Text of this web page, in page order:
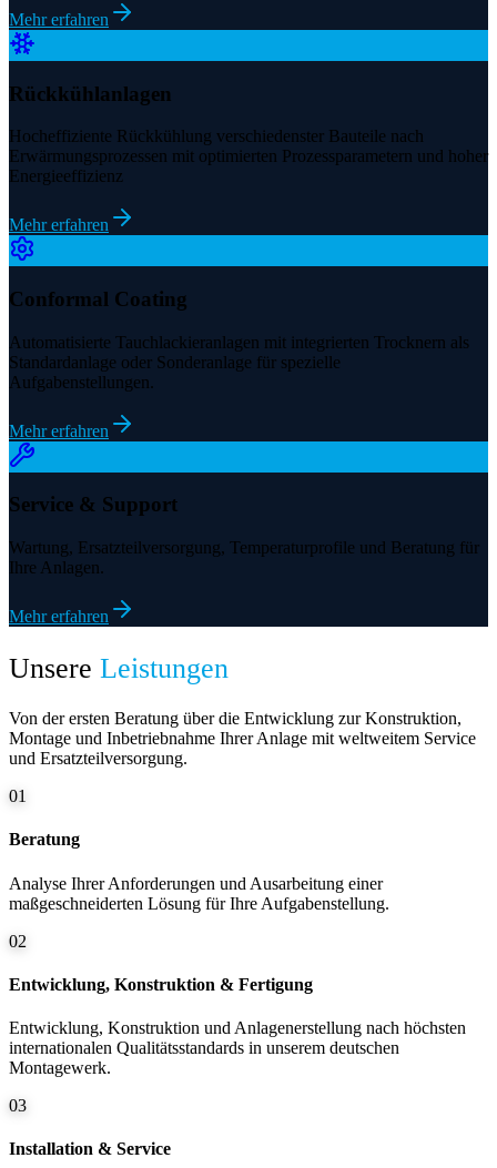
Mehr erfahren
Rückkühlanlagen
Hocheffiziente Rückkühlung verschiedenster Bauteile nach
Erwärmungsprozessen mit optimierten Prozessparametern und hoher
Energieeffizienz
Mehr erfahren
Conformal Coating
Automatisierte Tauchlackieranlagen mit integrierten Trocknern als
Standardanlage oder Sonderanlage für spezielle
Aufgabenstellungen.
Mehr erfahren
Service & Support
Wartung, Ersatzteilversorgung, Temperaturprofile und Beratung für
Ihre Anlagen.
Mehr erfahren
Unsere Leistungen
Von der ersten Beratung über die Entwicklung zur Konstruktion,
Montage und Inbetriebnahme Ihrer Anlage mit weltweitem Service
und Ersatzteilversorgung.
01
Beratung
Analyse Ihrer Anforderungen und Ausarbeitung einer
maßgeschneiderten Lösung für Ihre Aufgabenstellung.
02
Entwicklung, Konstruktion & Fertigung
Entwicklung, Konstruktion und Anlagenerstellung nach höchsten
internationalen Qualitätsstandards in unserem deutschen
Montagewerk.
03
Installation & Service